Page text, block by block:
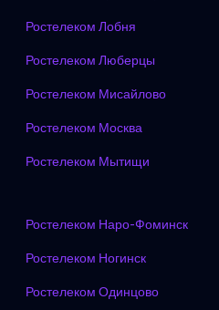
Ростелеком Лобня
Ростелеком Люберцы
Ростелеком Мисайлово
Ростелеком Москва
Ростелеком Мытищи
Ростелеком Наро-Фоминск
Ростелеком Ногинск
Ростелеком Одинцово